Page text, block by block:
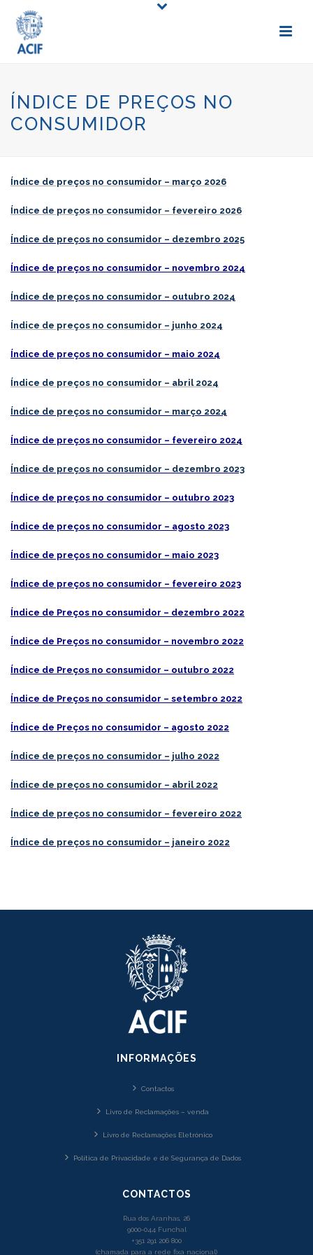
ÍNDICE DE PREÇOS NO
CONSUMIDOR
Índice de preços no consumidor – março 2026
Índice de preços no consumidor – fevereiro 2026
Índice de preços no consumidor – dezembro 2025
Índice de preços no consumidor – novembro 2024
Índice de preços no consumidor – outubro 2024
Índice de preços no consumidor – junho 2024
Índice de preços no consumidor – maio 2024
Índice de preços no consumidor – abril 2024
Índice de preços no consumidor – março 2024
Índice de preços no consumidor – fevereiro 2024
Índice de preços no consumidor – dezembro 2023
Índice de preços no consumidor – outubro 2023
Índice de preços no consumidor – agosto 2023
Índice de preços no consumidor – maio 2023
Índice de preços no consumidor – fevereiro 2023
Índice de Preços no consumidor – dezembro 2022
Índice de Preços no consumidor – novembro 2022
Índice de Preços no consumidor – outubro 2022
Índice de Preços no consumidor – setembro 2022
Índice de Preços no consumidor – agosto 2022
Índice de preços no consumidor – julho 2022
Índice de preços no consumidor – abril 2022
Índice de preços no consumidor – fevereiro 2022
Índice de preços no consumidor – janeiro 2022
INFORMAÇÕES
Contactos
Livro de Reclamações – venda
Livro de Reclamações Eletrónico
Política de Privacidade e de Segurança de Dados
CONTACTOS
Rua dos Aranhas, 26
9000-044 Funchal
+351 291 206 800
(chamada para a rede fixa nacional)